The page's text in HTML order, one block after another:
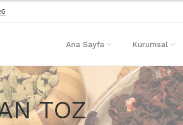
Ana Sayfa Kurumsal
TOZ